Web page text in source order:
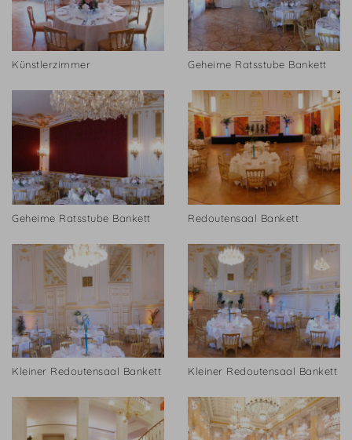
Künstlerzimmer Geheime Ratsstube Bankett
Geheime Ratsstube Bankett Redoutensaal Bankett
Kleiner Redoutensaal Bankett Kleiner Redoutensaal Bankett